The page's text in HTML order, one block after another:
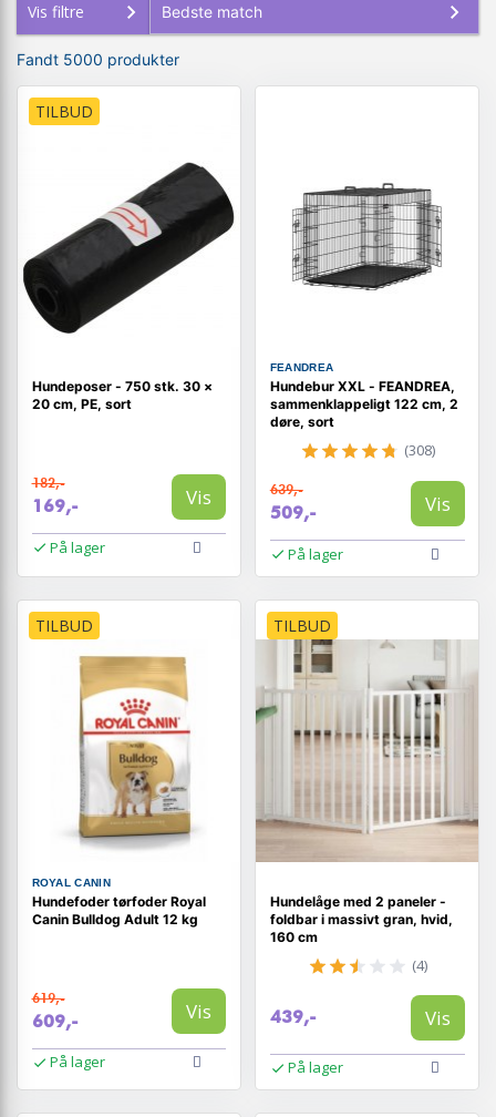
Vis filtre
Fandt 5000 produkter
TILBUD
Hundeposer - 750 stk. 30 ×
20 cm, PE, sort
182,-
169,- Vis
På lager
FEANDREA
Hundebur XXL - FEANDREA,
sammenklappeligt 122 cm, 2
døre, sort
(308)
639,-
509,- Vis
På lager
TILBUD
ROYAL CANIN
Hundefoder tørfoder Royal
Canin Bulldog Adult 12 kg
619,-
609,- Vis
På lager
TILBUD
Hundelåge med 2 paneler -
foldbar i massivt gran, hvid,
160 cm
(4)
439,- Vis
På lager